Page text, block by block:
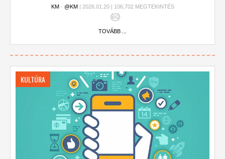
KM- @KM| 2026.01.20 | 106,702 MEGTEKINTÉS
TOVÁBB ...
KULTÚRA